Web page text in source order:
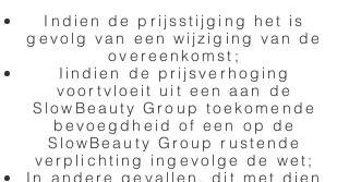
Indien de prijsstijging het is
gevolg van een wijziging van de
overeenkomst;
Iindien de prijsverhoging
voortvloeit uit een aan de
SlowBeauty Group toekomende
bevoegdheid of een op de
SlowBeauty Group rustende
verplichting ingevolge de wet;